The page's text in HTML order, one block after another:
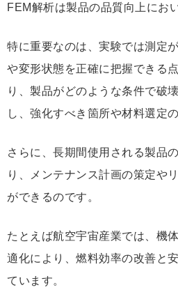
FEM解析は製品の品質向上にお
特に重要なのは、実験では測定
や変形状態を正確に把握できる
り、製品がどのような条件で破
し、強化すべき箇所や材料選定
さらに、長期間使用される製品
り、メンテナンス計画の策定や
ができるのです。
たとえば航空宇宙産業では、機
適化により、燃料効率の改善と
ています。